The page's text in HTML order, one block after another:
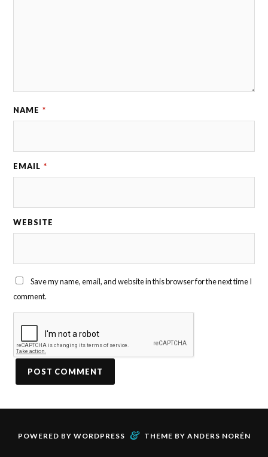
NAME *
EMAIL *
WEBSITE
Save my name, email, and website in this browser for the next time I
comment.
POWERED BY WORDPRESS & THEME BY ANDERS NORÉN